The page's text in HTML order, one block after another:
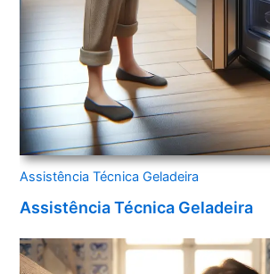
Assistência Técnica Geladeira
Assistência Técnica Geladeira